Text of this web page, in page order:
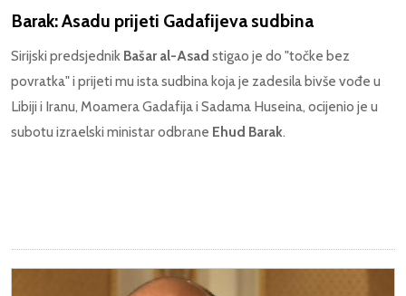
Barak: Asadu prijeti Gadafijeva sudbina
Sirijski predsjednik Bašar al-Asad stigao je do "točke bez
povratka" i prijeti mu ista sudbina koja je zadesila bivše vođe u
Libiji i Iranu, Moamera Gadafija i Sadama Huseina, ocijenio je u
subotu izraelski ministar odbrane Ehud Barak.